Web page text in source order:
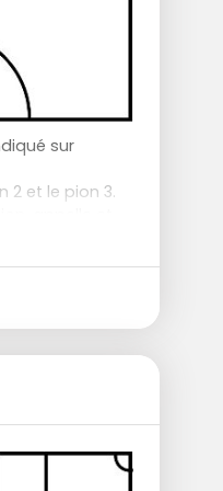
sur
2 et le pion 3.
et le joueur
la position
pour finir.
pion du joueur
croix taillée
par le pion du
ou termine